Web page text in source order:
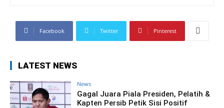
Facebook Twitter Pinterest
LATEST NEWS
News
Gagal Juara Piala Presiden, Pelatih &
Kapten Persib Petik Sisi Positif